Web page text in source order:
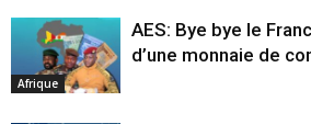
Afrique
AES: Bye bye le
d’une monnaie de